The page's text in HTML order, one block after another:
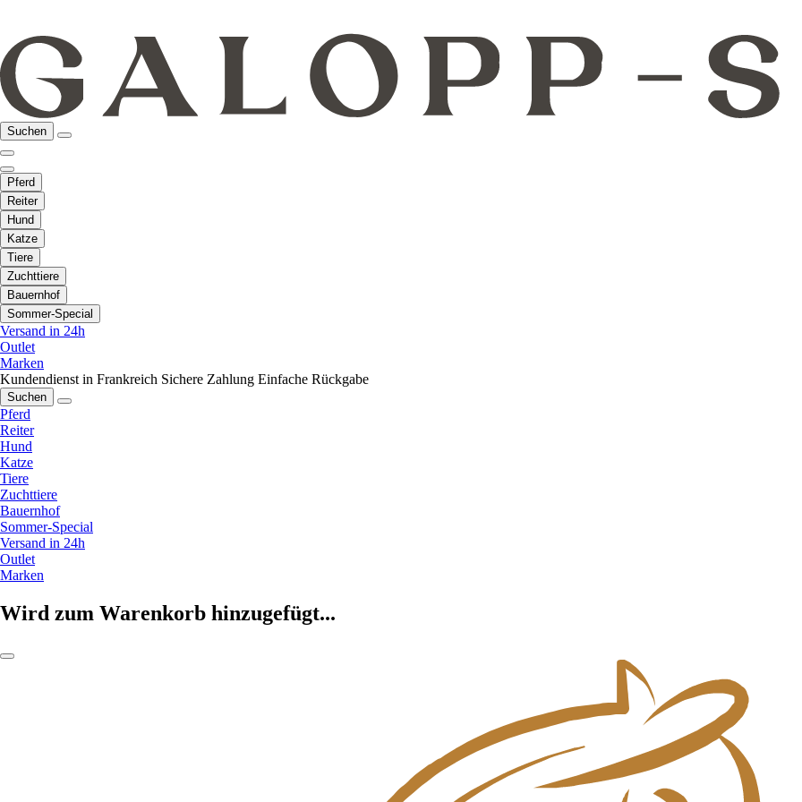
Suchen
Pferd
Reiter
Hund
Katze
Tiere
Zuchttiere
Bauernhof
Sommer-Special
Versand in 24h
Outlet
Marken
Kundendienst in Frankreich Sichere Zahlung Einfache Rückgabe
Suchen
Pferd
Reiter
Hund
Katze
Tiere
Zuchttiere
Bauernhof
Sommer-Special
Versand in 24h
Outlet
Marken
Wird zum Warenkorb hinzugefügt...